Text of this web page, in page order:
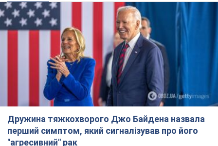
Дружина тяжкохворого Джо Байдена назвала
перший симптом, який сигналізував про його
"агресивний" рак